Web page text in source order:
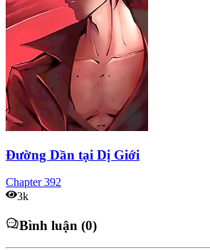
Đường Dần tại Dị Giới
Chapter392
3k
Bình luận (0)